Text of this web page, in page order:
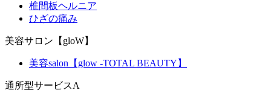
椎間板ヘルニア
ひざの痛み
美容サロン【gloW】
美容salon【glow -TOTAL BEAUTY】
通所型サービスA